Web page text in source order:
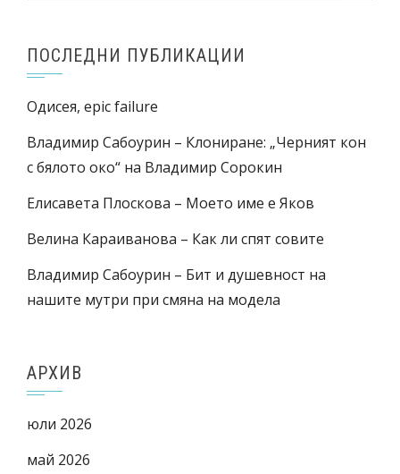
ПОСЛЕДНИ ПУБЛИКАЦИИ
Одисея, epic failure
Владимир Сабоурин – Клониране: „Черният кон
с бялото око“ на Владимир Сорокин
Елисавета Плоскова – Моето име е Яков
Велина Караиванова – Как ли спят совите
Владимир Сабоурин – Бит и душевност на
нашите мутри при смяна на модела
АРХИВ
юли 2026
май 2026